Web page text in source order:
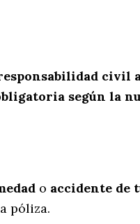
civil
según la
o accidente de
póliza.